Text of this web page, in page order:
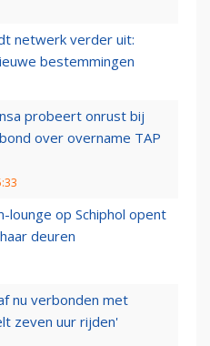
netwerk verder uit:
bestemmingen
probeert onrust bij
over overname TAP
lounge op Schiphol opent
deuren
nu verbonden met
zeven uur rijden'